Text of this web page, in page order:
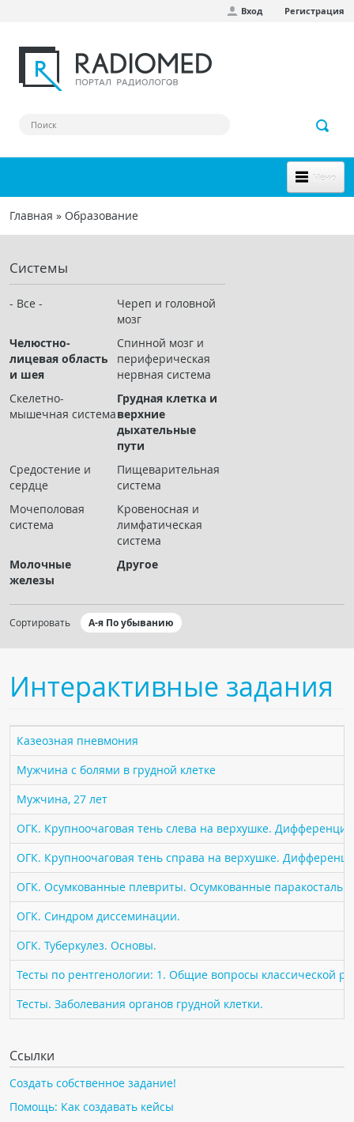
Вход Регистрация
Меню
НОВОЕ НА САЙТЕ
СООБЩЕСТВО
Клинические наблюдения
Чат RADIOMED
ОБРАЗОВАНИЕ
Интерактивные задания
Презентации
Журнал "Лучевая диагностика и терапия"
КНИЖНЫЙ МАГАЗИН
ПАЦИЕНТАМ
Где пройти обследование
Компьютерная томография (КТ)
Магнитно-резонансная томография (МРТ)
Спросить врача
ПОМОЩЬ
Вы здесь
Главная » Образование
Системы
- Все -
Череп и головной
мозг
Челюстно-
лицевая область
и шея
Спинной мозг и
периферическая
нервная система
Скелетно-
мышечная система
Грудная клетка и
верхние
дыхательные
пути
Средостение и
сердце
Пищеварительная
система
Мочеполовая
система
Кровеносная и
лимфатическая
система
Молочные
железы
Другое
Сортировать А-я По убыванию
Интерактивные задания
Казеозная пневмония
Мужчина с болями в грудной клетке
Мужчина, 27 лет
ОГК. Крупноочаговая тень слева на верхушке.
ОГК. Крупноочаговая тень справа на верхушке.
ОГК. Осумкованные плевриты. Осумкованные
ОГК. Синдром диссеминации.
ОГК. Туберкулез. Основы.
Тесты по рентгенологии: 1. Общие вопросы классической
Тесты. Заболевания органов грудной клетки.
Ссылки
Создать собственное задание!
Помощь: Как создавать кейсы